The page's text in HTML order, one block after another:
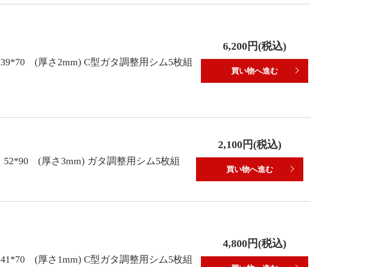
39*70 (厚さ2mm) C型ガタ調整用シム5枚組
6,200円(税込)
買い物へ進む
52*90 (厚さ3mm) ガタ調整用シム5枚組
2,100円(税込)
買い物へ進む
41*70 (厚さ1mm) C型ガタ調整用シム5枚組
4,800円(税込)